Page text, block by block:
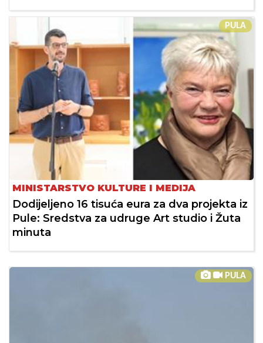
PULA
MINISTARSTVO KULTURE I MEDIJA
Dodijeljeno 16 tisuća eura za dva projekta iz
Pule: Sredstva za udruge Art studio i Žuta
minuta
PULA